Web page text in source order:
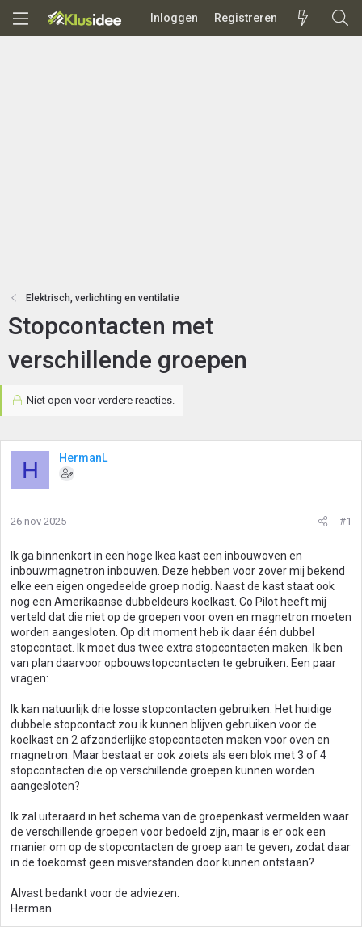
Inloggen Registreren
Elektrisch, verlichting en ventilatie
Stopcontacten met
verschillende groepen
Niet open voor verdere reacties.
H HermanL
26 nov 2025 #1
Ik ga binnenkort in een hoge Ikea kast een inbouwoven en
inbouwmagnetron inbouwen. Deze hebben voor zover mij bekend
elke een eigen ongedeelde groep nodig. Naast de kast staat ook
nog een Amerikaanse dubbeldeurs koelkast. Co Pilot heeft mij
verteld dat die niet op de groepen voor oven en magnetron moeten
worden aangesloten. Op dit moment heb ik daar één dubbel
stopcontact. Ik moet dus twee extra stopcontacten maken. Ik ben
van plan daarvoor opbouwstopcontacten te gebruiken. Een paar
vragen:
Ik kan natuurlijk drie losse stopcontacten gebruiken. Het huidige
dubbele stopcontact zou ik kunnen blijven gebruiken voor de
koelkast en 2 afzonderlijke stopcontacten maken voor oven en
magnetron. Maar bestaat er ook zoiets als een blok met 3 of 4
stopcontacten die op verschillende groepen kunnen worden
aangesloten?
Ik zal uiteraard in het schema van de groepenkast vermelden waar
de verschillende groepen voor bedoeld zijn, maar is er ook een
manier om op de stopcontacten de groep aan te geven, zodat daar
in de toekomst geen misverstanden door kunnen ontstaan?
Alvast bedankt voor de adviezen.
Herman